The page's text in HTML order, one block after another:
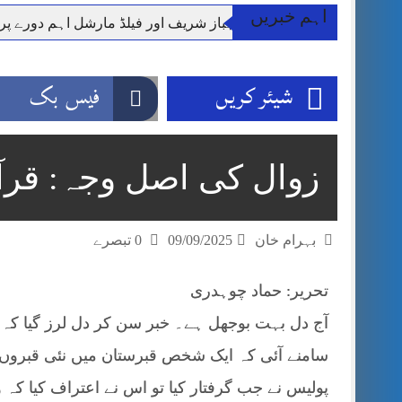
اہم خبریں
وزیر اعظم شہباز شریف اور فیلڈ مارشل اہم دورے
قائداعظم نامی شہری کا شناختی کارڈ بلاک،عدالت
ڈپٹی کمشنر راولپنڈی کیپٹن(ر) ندیم ناصر کا دورہء
مون سون بارشیں، لینڈ سلائیڈنگ اور کوٹلی ستیاں کے
شہید گر وپ کیپٹنعاصم طارق مکمل فوجی اعزاز کے
شیئر کریں فیس بک
زوال کی اصل وجہ:
بہرام خان 09/09/2025
تحریر: حماد چوہدری
آج دل بہت بوجھل ہے۔ خبر سن کر دل لرز گیا
سامنے آئی کہ ایک شخص قبرستان میں نئی
پولیس نے جب گرفتار کیا تو اس نے اعتراف کیا